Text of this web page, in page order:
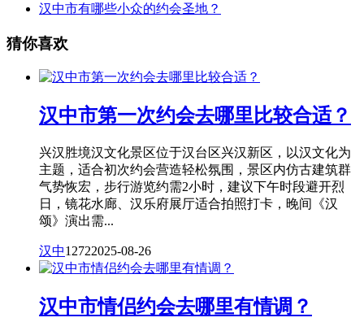
汉中市有哪些小众的约会圣地？
猜你喜欢
汉中市第一次约会去哪里比较合适？
兴汉胜境汉文化景区位于汉台区兴汉新区，以汉文化为
主题，适合初次约会营造轻松氛围，景区内仿古建筑群
气势恢宏，步行游览约需2小时，建议下午时段避开烈
日，镜花水廊、汉乐府展厅适合拍照打卡，晚间《汉
颂》演出需...
汉中12722025-08-26
汉中市情侣约会去哪里有情调？